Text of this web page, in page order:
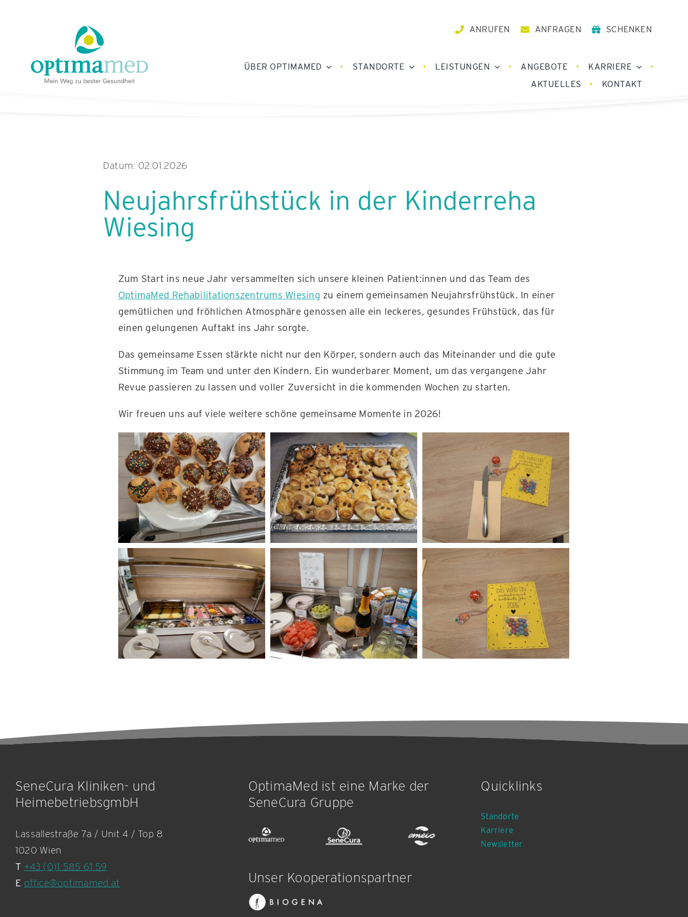
ANRUFEN ANFRAGEN SCHENKEN
ÜBER OPTIMAMED STANDORTE LEISTUNGEN ANGEBOTE
KARRIERE
AKTUELLES
KONTAKT
Datum: 02.01.2026
Neujahrsfrühstück in der Kinderreha
Wiesing
Zum Start ins neue Jahr versammelten sich unsere kleinen Patient:innen und das Team des
OptimaMed Rehabilitationszentrums Wiesing zu einem gemeinsamen Neujahrsfrühstück. In einer
gemütlichen und fröhlichen Atmosphäre genossen alle ein leckeres, gesundes Frühstück, das für
einen gelungenen Auftakt ins Jahr sorgte.
Das gemeinsame Essen stärkte nicht nur den Körper, sondern auch das Miteinander und die gute
Stimmung im Team und unter den Kindern. Ein wunderbarer Moment, um das vergangene Jahr
Revue passieren zu lassen und voller Zuversicht in die kommenden Wochen zu starten.
Wir freuen uns auf viele weitere schöne gemeinsame Momente in 2026!
SeneCura Kliniken- und
HeimebetriebsgmbH
Lassallestraße 7a / Unit 4 / Top 8
1020 Wien
T +43 (0)1 585 61 59
E office@optimamed.at
OptimaMed ist eine Marke der
SeneCura Gruppe
Unser Kooperationspartner
Quicklinks
Standorte
Karriere
Newsletter